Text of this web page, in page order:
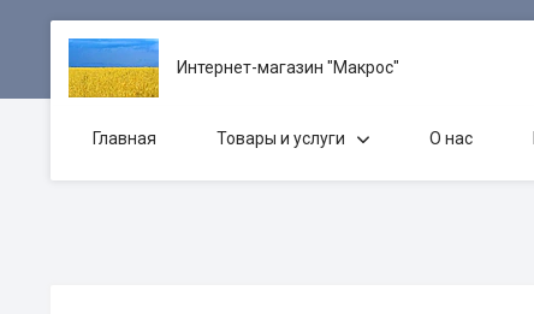
Интернет-магазин "Макрос"
Главная Товары и услуги О нас